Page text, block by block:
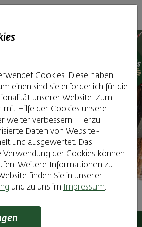
& Kurse
Cookies. Diese haben
einen sind sie erforderlich für die
unserer Website. Zum
mit Hilfe der Cookies unsere
weiter verbessern. Hierzu
Daten von Website-
und ausgewertet. Das
Verwendung der Cookies können
Weitere Informationen zu
finden Sie in unserer
und zu uns im Impressum.